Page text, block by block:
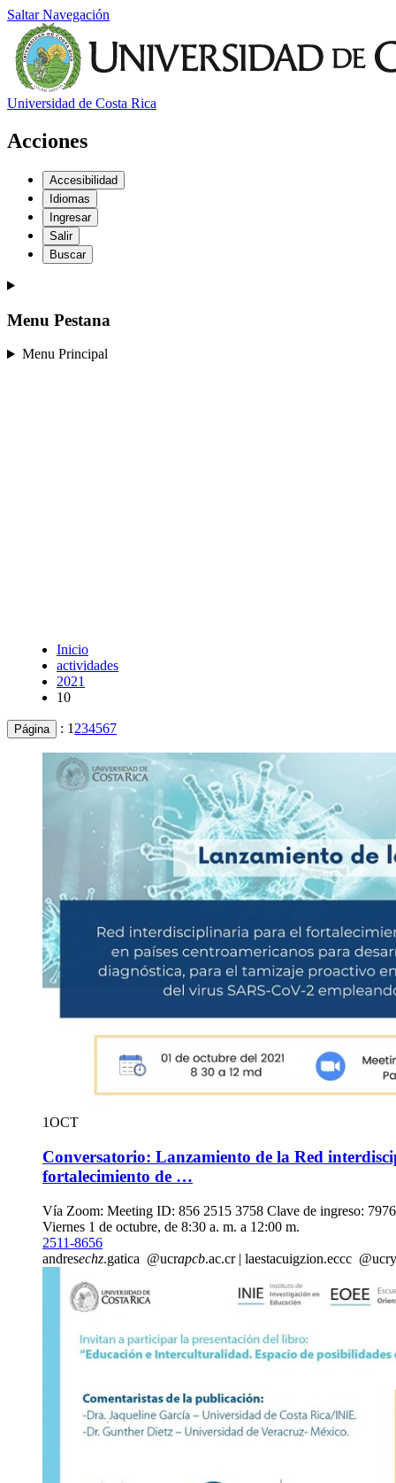
Saltar Navegación
Universidad de Costa Rica
Acciones
Accesibilidad
Idiomas
Ingresar
Salir
Buscar
Menu Pestana
Menu Principal
Inicio
actividades
2021
10
Página : 1 234567
1OCT
Conversatorio: Lanzamiento de la Red
fortalecimiento de …
Vía Zoom: Meeting ID: 856 2515 3758 Clave de ingreso:
Viernes 1 de octubre, de 8:30 a. m. a 12:00 m.
2511-8656
andresechz.gatica @ucrapcb.ac.cr| laestacuigzion.eccc @ucr